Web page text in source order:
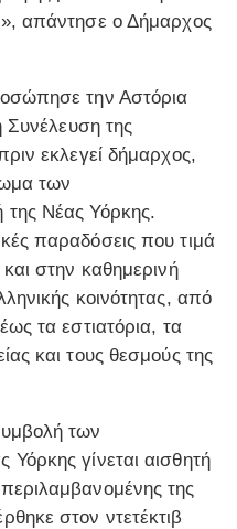
απάντησε ο Δήμαρχος
την Αστόρια
Συνέλευση της
εκλεγεί δήμαρχος,
των
Νέας Υόρκης.
παραδόσεις που τιμά
στην καθημερινή
κοινότητας, από
τα εστιατόρια, τα
και τους θεσμούς της
των
γίνεται αισθητή
της
στον ντετέκτιβ